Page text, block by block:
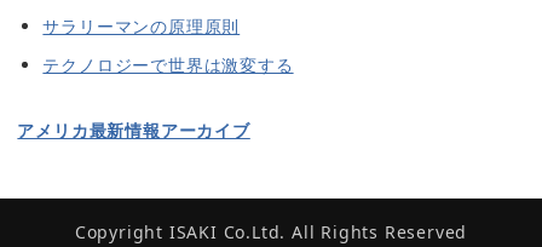
サラリーマンの原理原則
テクノロジーで世界は激変する
アメリカ最新情報アーカイブ
Copyright ISAKI Co.Ltd. All Rights Reserved